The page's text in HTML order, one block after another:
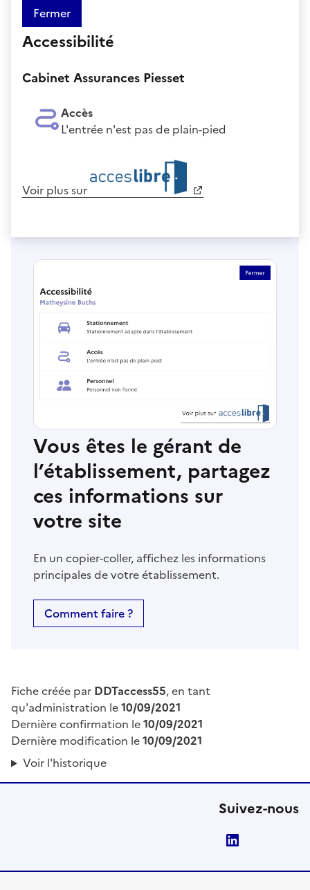
Fermer
Accessibilité
Cabinet Assurances Piesset
Accès
L'entrée n'est pas de plain-pied
Voir plus sur
Vous êtes le gérant de
l’établissement, partagez
ces informations sur
votre site
En un copier-coller, affichez les informations
principales de votre établissement.
Comment faire ?
Fiche créée par DDTaccess55, en tant
qu'administration le10/09/2021
Dernière confirmation le10/09/2021
Dernière modification le10/09/2021
Voir l'historique
Suivez-nous